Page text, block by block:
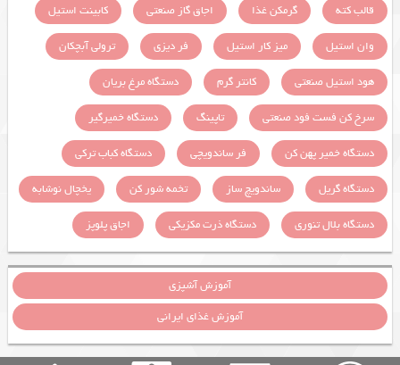
قالب کته
گرمکن غذا اجاق گاز صنعتی
کابینت استیل
وان استیل
میز کار استیل فر دیزی
ترولی آبچکان
هود استیل صنعتی
کانتر گرم
دستگاه مرغ بریان
سرخ کن فست فود صنعتی
تاپینگ
دستگاه خمیرگیر
دستگاه خمیر پهن کن
فر ساندویچی
دستگاه کباب ترکی
دستگاه گریل
ساندویچ ساز تخمه شور کن
یخچال نوشابه
دستگاه بلال تنوری
دستگاه ذرت مکزیکی اجاق پلوپز
آموزش آشپزی
آموزش غذای ایرانی